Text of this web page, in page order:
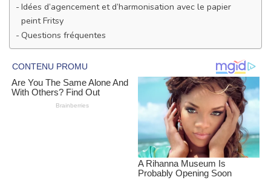
Idées d’agencement et d’harmonisation avec le papier
peint Fritsy
Questions fréquentes